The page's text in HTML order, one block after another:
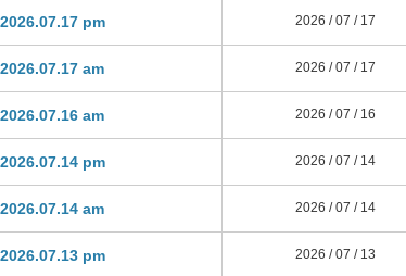
2026.07.17 pm 2026 / 07 / 17
2026.07.17 am 2026 / 07 / 17
2026.07.16 am 2026 / 07 / 16
2026.07.14 pm 2026 / 07 / 14
2026.07.14 am 2026 / 07 / 14
2026.07.13 pm 2026 / 07 / 13